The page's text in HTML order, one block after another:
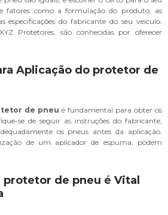
fatores como a formulação do produto, as
especificações do fabricante do seu veículo.
Protetores, são conhecidas por oferecer
Aplicação do protetor de
de pneu é fundamental para obter os
se de seguir as instruções do fabricante,
os pneus antes da aplicação.
de um aplicador de espuma, podem
protetor de pneu é Vital